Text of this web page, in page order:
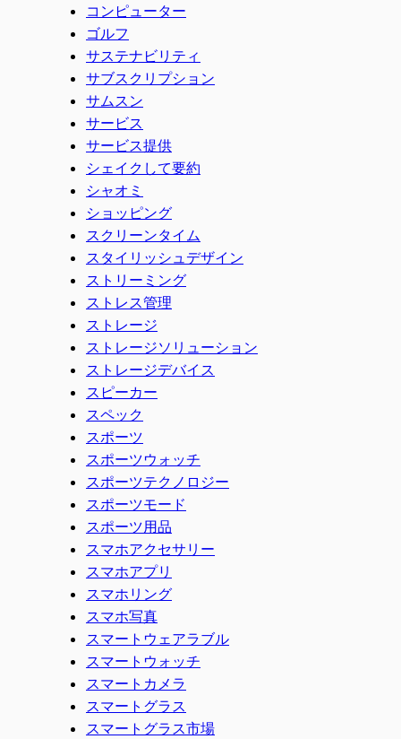
コンピューター
ゴルフ
サステナビリティ
サブスクリプション
サムスン
サービス
サービス提供
シェイクして要約
シャオミ
ショッピング
スクリーンタイム
スタイリッシュデザイン
ストリーミング
ストレス管理
ストレージ
ストレージソリューション
ストレージデバイス
スピーカー
スペック
スポーツ
スポーツウォッチ
スポーツテクノロジー
スポーツモード
スポーツ用品
スマホアクセサリー
スマホアプリ
スマホリング
スマホ写真
スマートウェアラブル
スマートウォッチ
スマートカメラ
スマートグラス
スマートグラス市場